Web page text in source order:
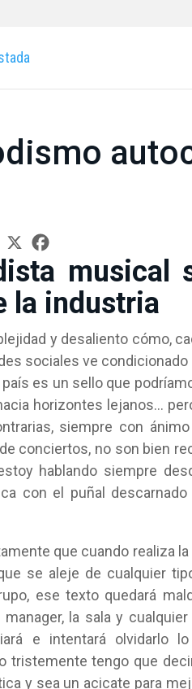
musical
la industria
y desaliento cómo,
sociales ve
es un sello que
horizontes lejanos…
siempre con
conciertos, no son bien
hablando siempre
con el puñal
que cuando realiza
se aleje de cualquier
ese texto quedará
manager, la sala y
e intentará olvidarlo
tristemente tengo que
y sea un acicate para